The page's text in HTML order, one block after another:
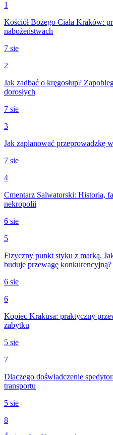
1
Kościół Bożego Ciała Kraków:
nabożeństwach
7 sie
2
Jak zadbać o kręgosłup?
dorosłych
7 sie
3
Jak zaplanować przeprowadzkę
7 sie
4
Cmentarz Salwatorski: Historia,
nekropolii
6 sie
5
Fizyczny punkt styku z marką.
buduje przewagę konkurencyjną?
6 sie
6
Kopiec Krakusa: praktyczny
zabytku
5 sie
7
Dlaczego doświadczenie
transportu
5 sie
8